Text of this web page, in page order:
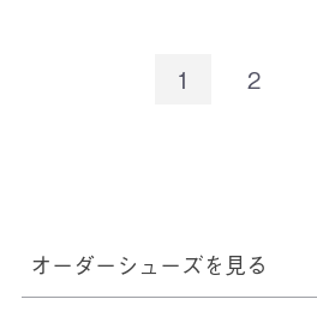
1 2
オーダーシューズを見る